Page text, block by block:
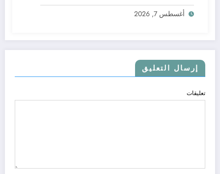
أغسطس 7, 2026
إرسال التعليق
تعليقات